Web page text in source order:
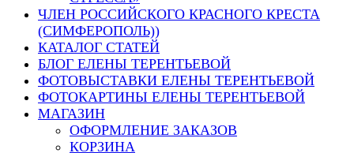
ЧЛЕН РОССИЙСКОГО КРАСНОГО КРЕСТА
(СИМФЕРОПОЛЬ))
КАТАЛОГ СТАТЕЙ
БЛОГ ЕЛЕНЫ ТЕРЕНТЬЕВОЙ
ФОТОВЫСТАВКИ ЕЛЕНЫ ТЕРЕНТЬЕВОЙ
ФОТОКАРТИНЫ ЕЛЕНЫ ТЕРЕНТЬЕВОЙ
МАГАЗИН
ОФОРМЛЕНИЕ ЗАКАЗОВ
КОРЗИНА